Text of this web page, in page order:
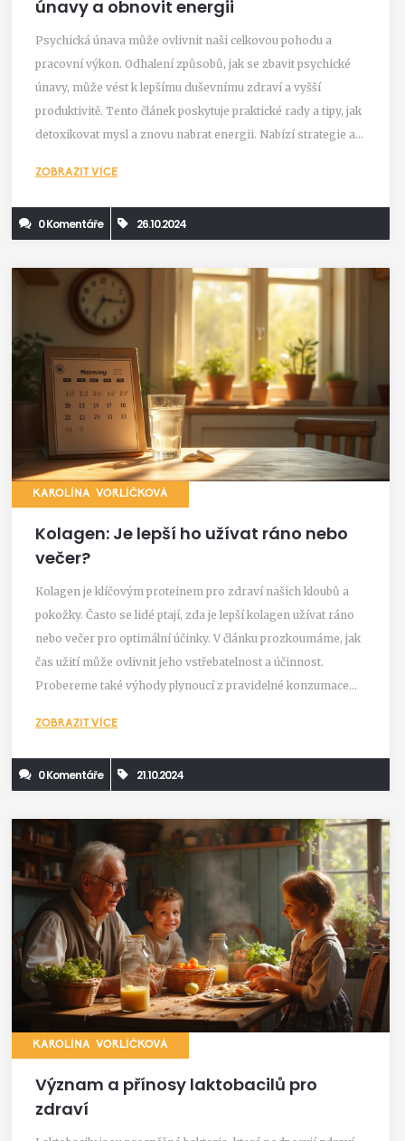
únavy a obnovit energii
Psychická únava může ovlivnit naši celkovou pohodu a
pracovní výkon. Odhalení způsobů, jak se zbavit psychické
únavy, může vést k lepšímu duševnímu zdraví a vyšší
produktivitě. Tento článek poskytuje praktické rady a tipy, jak
detoxikovat mysl a znovu nabrat energii. Nabízí strategie a
fungování a pocit životní spokojenosti.
ZOBRAZIT VÍCE
0 Komentáře 26.10.2024
KAROLÍNA VORLÍČKOVÁ
Kolagen: Je lepší ho užívat ráno nebo
večer?
Kolagen je klíčovým proteinem pro zdraví našich kloubů a
pokožky. Často se lidé ptají, zda je lepší kolagen užívat ráno
nebo večer pro optimální účinky. V článku prozkoumáme, jak
čas užití může ovlivnit jeho vstřebatelnost a účinnost.
Probereme také výhody plynoucí z pravidelné konzumace
ZOBRAZIT VÍCE
0 Komentáře 21.10.2024
KAROLÍNA VORLÍČKOVÁ
Význam a přínosy laktobacilů pro
zdraví